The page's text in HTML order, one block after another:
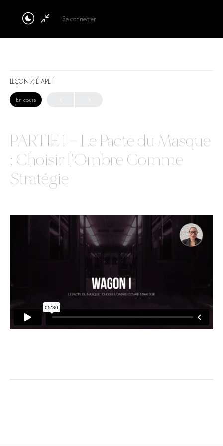
Se connecter
LEÇON 7, ÉTAPE 1
En cours
PARTIE 1 — Le Pacte du Masque
: Choisir l’Ombre Comme
Stratégie